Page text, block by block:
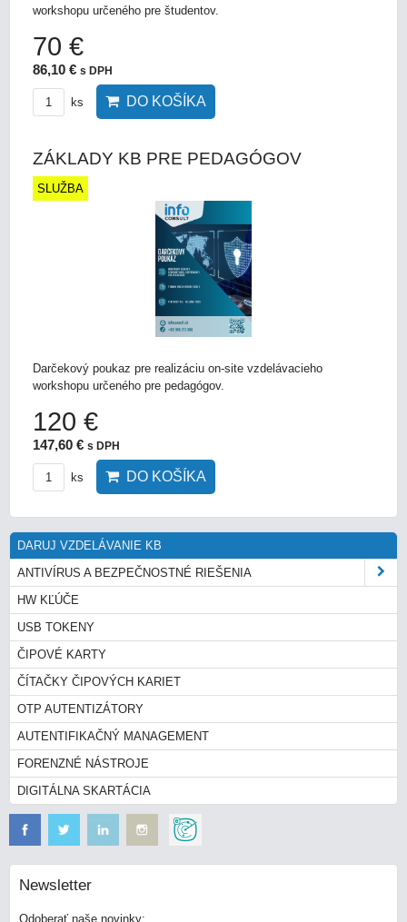
workshopu určeného pre študentov.
70 €
86,10 € s DPH
ks DO KOŠÍKA
ZÁKLADY KB PRE PEDAGÓGOV
SLUŽBA
Darčekový poukaz pre realizáciu on-site vzdelávacieho
workshopu určeného pre pedagógov.
120 €
147,60 € s DPH
ks DO KOŠÍKA
DARUJ VZDELÁVANIE KB
ANTIVÍRUS A BEZPEČNOSTNÉ RIEŠENIA
HW KĽÚČE
USB TOKENY
ČIPOVÉ KARTY
ČÍTAČKY ČIPOVÝCH KARIET
OTP AUTENTIZÁTORY
AUTENTIFIKAČNÝ MANAGEMENT
FORENZNÉ NÁSTROJE
DIGITÁLNA SKARTÁCIA
Newsletter
Odoberať naše novinky: